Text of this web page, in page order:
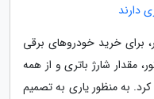
دارند
برای خرید خودروهای برقی
مقدار شارژ باتری و از همه
به منظور یاری به تصمیم